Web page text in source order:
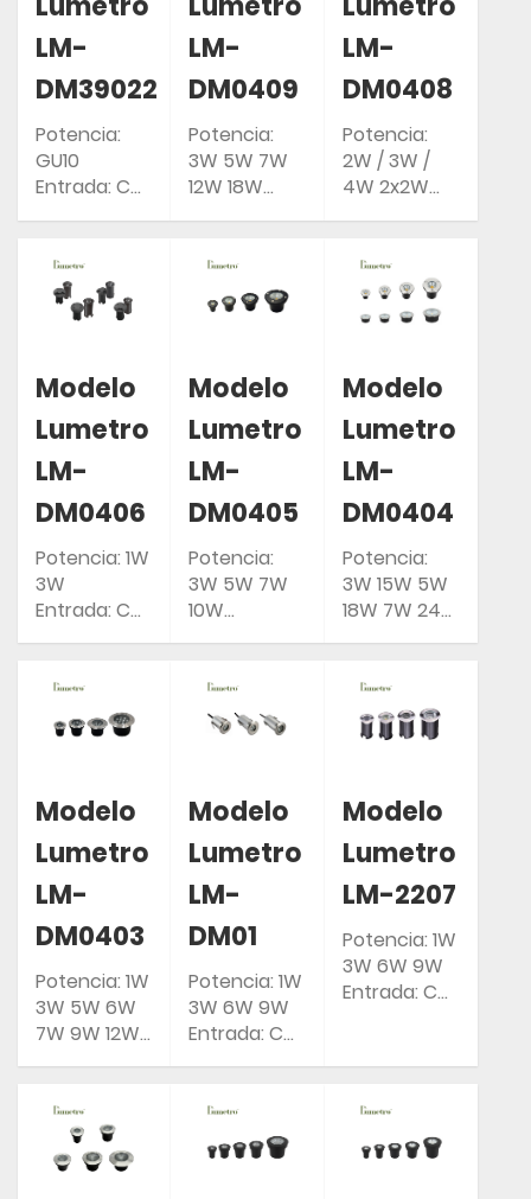
LM-
DM39022
Potencia:
GU10
Entrada: CA
Clasificación
IP: IP67
LM-
DM0409
Potencia:
3W 5W 7W
12W 18W
50/60 Hz
Clasificación
IP: IP67
LM-
DM0408
Potencia:
2W / 3W /
4W 2x2W
85-265 V
50/60 Hz
Clasificación
Modelo
Lumetro
LM-
DM0406
Potencia: 1W
3W
Entrada: CA
85-265 V
Clasificación
IP: IP67
Modelo
Lumetro
LM-
DM0405
Potencia:
3W 5W 7W
10W
Entrada: CA
50/60 Hz
Clasificación
IP: IP67
Modelo
Lumetro
LM-
DM0404
Potencia:
3W 15W 5W
18W 7W 24W
10W 40W
85-265 V
50/60 Hz
Clasificación
Modelo
Lumetro
LM-
DM0403
Potencia: 1W
3W 5W 6W
7W 9W 12W
15W 18W
Entrada: CA
85-265 V
50/60 Hz
Modelo
Lumetro
LM-
DM01
Potencia: 1W
3W 6W 9W
Entrada: CA
85-265 V
Clasificación
IP: IP67
Modelo
Lumetro
LM-2207
Potencia: 1W
3W 6W 9W
Entrada: CA
Clasificación